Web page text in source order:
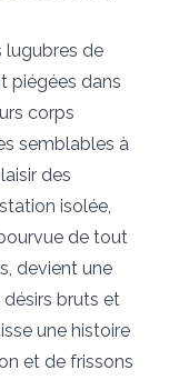
lugubres de
piégées dans
corps
semblables à
des
isolée,
de tout
devient une
bruts et
une histoire
et de frissons